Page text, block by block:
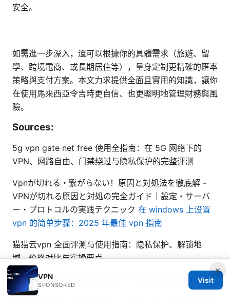
安全。
如需進一步深入，還可以根據你的具體需求（旅遊、留
學、跨境電商、或長期居住等），量身定制更精確的匯率
策略與支付方案。本文力求提供全面且實用的知識，讓你
在使用馬來西亞令吉時更自信、也更聰明地管理財務與風
險。
Sources:
5g vpn gate net free 使用全指南：在 5G 网络下的
VPN、网路自由、门禁绕过与隐私保护的完整评测
Vpnが切れる・繋がらない！原因と対処法を徹底解 -
VPNが切れる原因と対処の完全ガイド｜設定・サーバ
ー・プロトコルの実践テクニック 在 windows 上设置
vpn 的简单步骤：2025 年最佳 vpn 指南
猫猫云vpn 全面评测与使用指南：隐私保护、解锁地
域、价格对比与实操要点
2025年最靠谱的翻墙回国机场：海外华人必备网络工
×
VPN
SPONSORED
Visit